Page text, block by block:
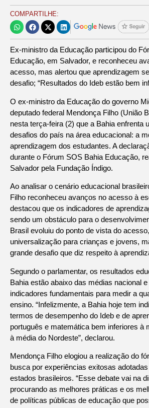
COMPARTILHE:
Ex-ministro da Educação participou do
Educação, em Salvador, e reconheceu
acesso, mas alertou que aprendizagem
desafio; “Resultados do Ideb estão bem
O ex-ministro da Educação do governo
deputado federal Mendonça Filho (União
nesta terça-feira (2) que a Bahia enfrenta
desafios do país na área educacional: a
aprendizagem dos estudantes. A
durante o Fórum SOS Bahia Educação,
Salvador pela Fundação Índigo.
Ao analisar o cenário educacional
Filho reconheceu avanços no acesso à
destacou que os indicadores de
sendo um obstáculo para o
Brasil evoluiu do ponto de vista do
universalização para crianças e jovens,
grande desafio que diz respeito à
Segundo o parlamentar, os resultados
Bahia estão abaixo das médias nacional
indicadores fundamentais para medir a
ensino. “Infelizmente, a Bahia hoje tem
termos de desempenho do Ideb e de
português e matemática bem inferiores à
à média do Nordeste”, declarou.
Mendonça Filho elogiou a realização do
busca por experiências exitosas
estados brasileiros. “Esse debate vai na
procurando as melhores práticas e os
de políticas públicas de educação que